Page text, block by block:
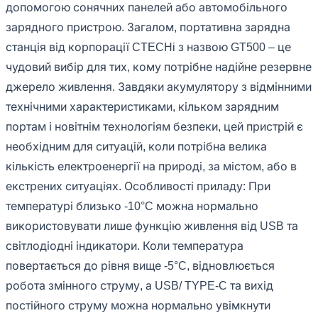
допомогою сонячних панелей або автомобільного
зарядного пристрою. Загалом, портативна зарядна
станція від корпорації CTECHi з назвою GT500 – це
чудовий вибір для тих, кому потрібне надійне резервне
джерело живлення. Завдяки акумулятору з відмінними
технічними характеристиками, кільком зарядним
портам і новітнім технологіям безпеки, цей пристрій є
необхідним для ситуацій, коли потрібна велика
кількість електроенергії на природі, за містом, або в
екстрених ситуаціях. Особливості приладу: При
температурі близько -10°C можна нормально
використовувати лише функцію живлення від USB та
світлодіодні індикатори. Коли температура
повертається до рівня вище -5°C, відновлюється
робота змінного струму, а USB/ TYPE-C та вихід
постійного струму можна нормально увімкнути